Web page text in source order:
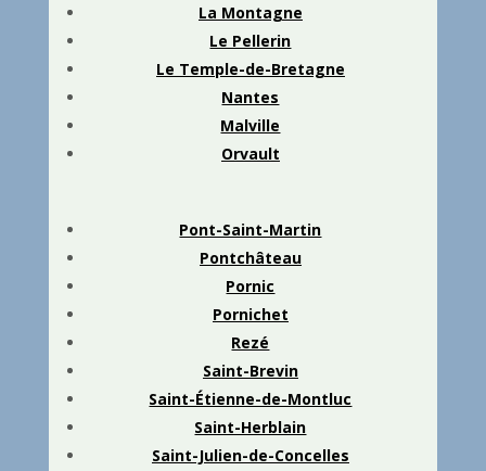
La Montagne
Le Pellerin
Le Temple-de-Bretagne
Nantes
Malville
Orvault
Pont-Saint-Martin
Pontchâteau
Pornic
Pornichet
Rezé
Saint-Brevin
Saint-Étienne-de-Montluc
Saint-Herblain
Saint-Julien-de-Concelles